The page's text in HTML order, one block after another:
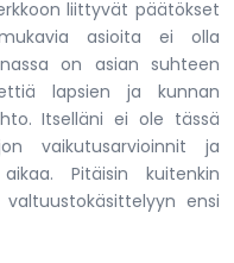
liittyvät päätökset
asioita ei olla
on asian suhteen
lapsien ja kunnan
Itselläni ei ole tässä
vaikutusarvioinnit ja
Pitäisin kuitenkin
ensi